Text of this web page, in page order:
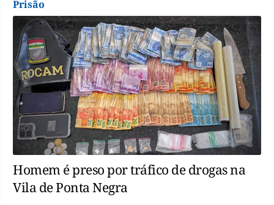
Prisão
Homem é preso por tráfico de drogas na
Vila de Ponta Negra